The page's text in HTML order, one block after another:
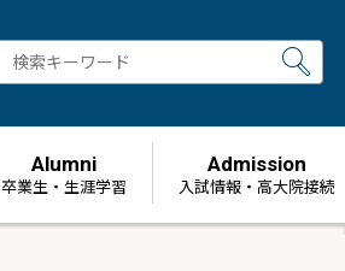
Alumni
卒業生・生涯学習
Admission
⼊試情報・高大院接続